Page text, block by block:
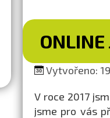
ONLINE
Vytvořeno:
V roce 2017
jsme pro vás